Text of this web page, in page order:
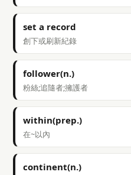
set a record
創下或刷新紀錄
follower(n.)
粉絲;追隨者;擁護者
within(prep.)
在~以內
continent(n.)